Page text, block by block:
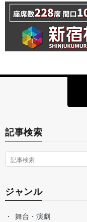
記事検索
ジャンル
舞台・演劇